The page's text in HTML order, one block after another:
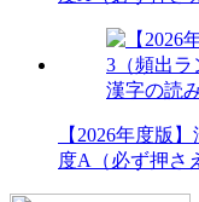
漢字の読
【2026年度版
度A（必ず押さ